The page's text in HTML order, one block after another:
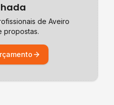
de Aveiro
propostas.